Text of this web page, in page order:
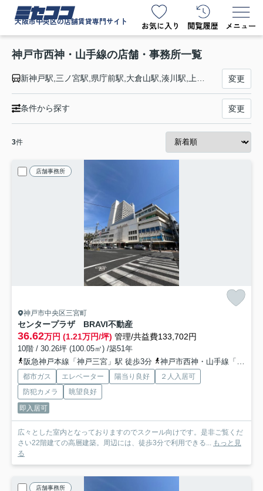
ミセココ
大阪市中央区の店舗賃貸専門サイト
神戸市西神・山手線の店舗・事務所一覧
新神戸駅,三ノ宮駅,県庁前駅,大倉山駅,湊川駅,上沢駅,高速長田駅,新長田駅,板宿駅,妙法寺駅,名谷駅,総合運動公園駅,学園都市駅,伊川谷駅,西神南駅,西神中央駅 変更
条件から探す 変更
3件
店舗事務所
神戸市中央区三宮町
センタープラザ BRAVI不動産
36.62万円 (1.21万円/坪) 管理/共益費133,702円
10階 / 30.26坪 (100.05㎡) /築51年
阪急神戸本線「神戸三宮」駅 徒歩3分
神戸市西神・山手線「三宮」駅 徒歩3分
都市ガス エレベーター 陽当り良好
２人入居可
防犯カメラ
眺望良好
即入居可
広々とした室内となっておりますのでスクール向けです。是非ご覧くだ
さい22階建ての高層建築。周辺には、徒歩3分で利用できる...
もっと見
る
店舗事務所